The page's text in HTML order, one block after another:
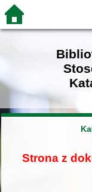
Strona z